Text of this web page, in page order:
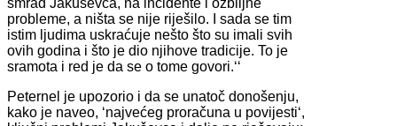
probleme, a ništa se nije riješilo. I sada se tim
istim ljudima uskraćuje nešto što su imali svih
ovih godina i što je dio njihove tradicije. To je
sramota i red je da se o tome govori.‘‘
Peternel je upozorio i da se unatoč donošenju,
kako je naveo, ‘najvećeg proračuna u povijesti‘,